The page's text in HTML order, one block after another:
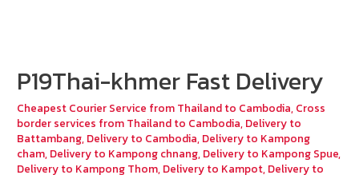
P19Thai-khmer Fast Delivery
Cheapest Courier Service from Thailand to Cambodia, Cross
border services from Thailand to Cambodia, Delivery to
Battambang, Delivery to Cambodia, Delivery to Kampong
cham, Delivery to Kampong chnang, Delivery to Kampong Spue,
Delivery to Kampong Thom, Delivery to Kampot, Delivery to